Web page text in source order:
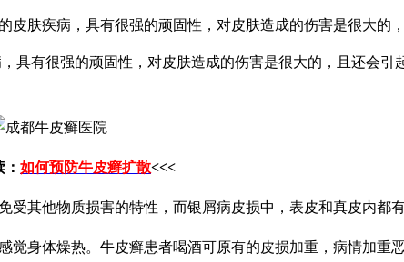
肤疾病，具有很强的顽固性，对皮肤造成的伤害是很大的，
具有很强的顽固性，对皮肤造成的伤害是很大的，且还会引
如何预防牛皮癣扩散<<<
其他物质损害的特性，而银屑病皮损中，表皮和真皮内都
身体燥热。牛皮癣患者喝酒可原有的皮损加重，病情加重恶